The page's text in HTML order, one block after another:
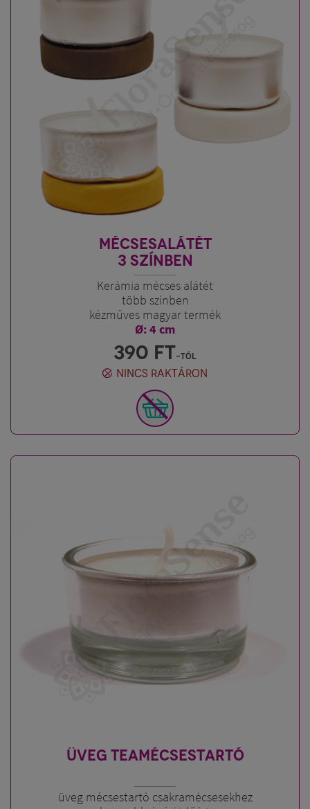
MÉCSESALÁTÉT
3 SZÍNBEN
Kerámia mécses alátét
több színben
kézműves magyar termék
Ø: 4 cm
390 FT-tól
NINCS RAKTÁRON
ÜVEG TEAMÉCSESTARTÓ
üveg mécsestartó csakramécsesekhez